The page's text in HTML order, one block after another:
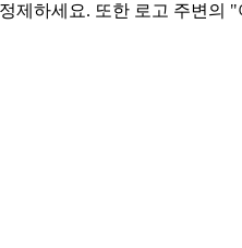
제하세요. 또한 로고 주변의